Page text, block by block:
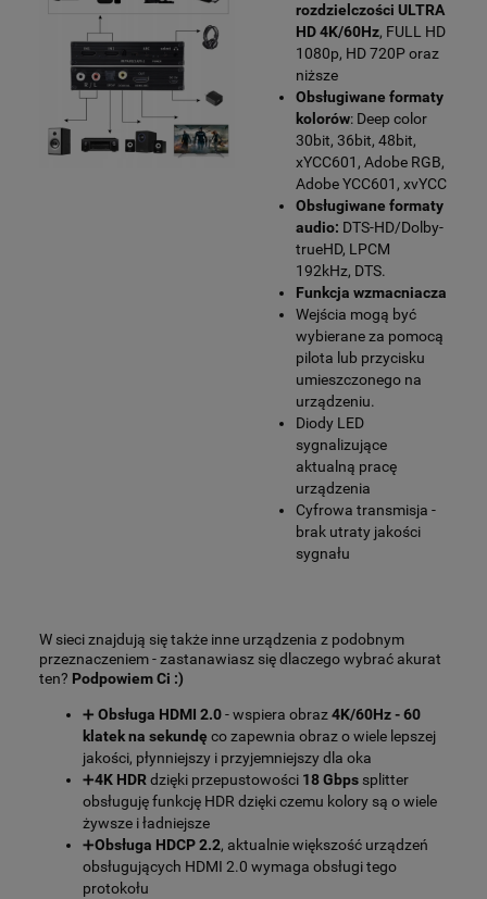
rozdzielczości ULTRA
HD 4K/60Hz, FULL HD
1080p, HD 720P oraz
niższe
Obsługiwane formaty
kolorów: Deep color
30bit, 36bit, 48bit,
xYCC601, Adobe RGB,
Adobe YCC601, xvYCC
Obsługiwane formaty
audio: DTS-HD/Dolby-
trueHD, LPCM
192kHz, DTS.
Funkcja wzmacniacza
Wejścia mogą być
wybierane za pomocą
pilota lub przycisku
umieszczonego na
urządzeniu.
Diody LED
sygnalizujące
aktualną pracę
urządzenia
Cyfrowa transmisja -
brak utraty jakości
sygnału
W sieci znajdują się także inne urządzenia z podobnym
przeznaczeniem - zastanawiasz się dlaczego wybrać akurat
ten? Podpowiem Ci :)
➕ Obsługa HDMI 2.0- wspiera obraz4K/60Hz - 60
klatek na sekundę co zapewnia obraz o wiele lepszej
jakości, płynniejszy i przyjemniejszy dla oka
➕4K HDRdzięki przepustowości 18 Gbps splitter
obsługuję funkcję HDR dzięki czemu kolory są o wiele
żywsze i ładniejsze
➕Obsługa HDCP 2.2, aktualnie większość urządzeń
obsługujących HDMI 2.0 wymaga obsługi tego
protokołu